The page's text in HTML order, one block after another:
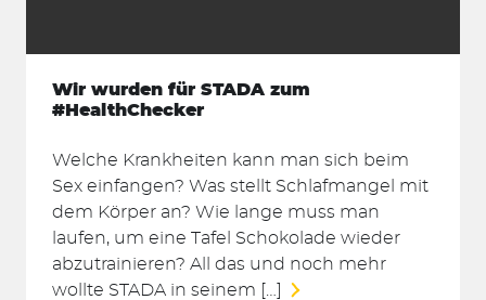
Wir wurden für STADA zum
#HealthChecker
Welche Krankheiten kann man sich beim
Sex einfangen? Was stellt Schlafmangel mit
dem Körper an? Wie lange muss man
laufen, um eine Tafel Schokolade wieder
abzutrainieren? All das und noch mehr
wollte STADA in seinem […]